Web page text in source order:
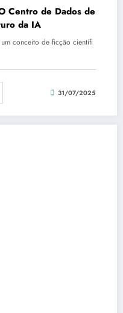
Centro de Dados de
da IA
conceito de ficção científi
31/07/2025